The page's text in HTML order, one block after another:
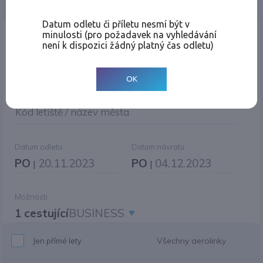
Místo odletu
Kód letiště / název města
Datum odletu
PO | 20.11.2023
Datum návratu
PO | 04.12.2023
Možnosti
1 cestujícíBUSINESS
Jen přímé lety Všechny aerolinky
Datum odletu či příletu nesmí být v
minulosti (pro požadavek na vyhledávání
není k dispozici žádný platný čas odletu)
OK